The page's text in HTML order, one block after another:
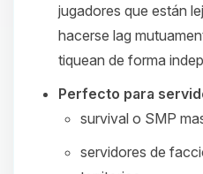
jugadores que están
hacerse lag
tiquean de forma
Perfecto para
survival o SMP
servidores de